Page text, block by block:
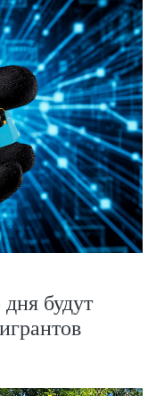
будут